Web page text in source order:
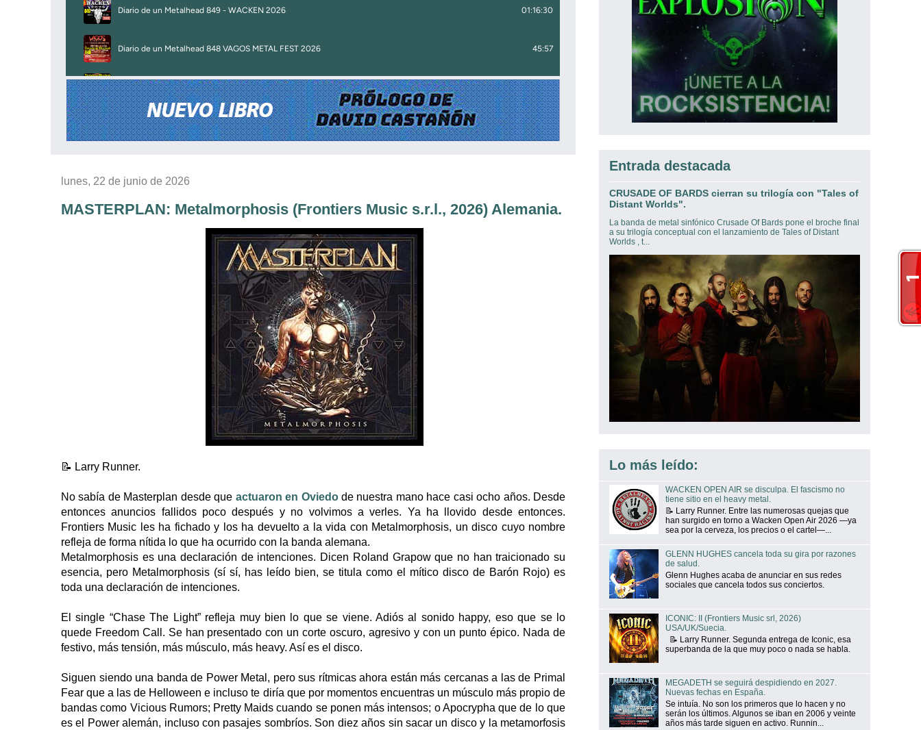
lunes, 22 de junio de 2026
MASTERPLAN: Metalmorphosis (Frontiers Music s.r.l., 2026) Alemania.
📝 Larry Runner.
No sabía de Masterplan desde que actuaron en Oviedode nuestra mano hace casi ocho años. Desde
entonces anuncios fallidos poco después y no volvimos a verles. Ya ha llovido desde entonces.
Frontiers Music les ha fichado y los ha devuelto a la vida con Metalmorphosis, un disco cuyo nombre
refleja de forma nítida lo que ha ocurrido con la banda alemana.
Metalmorphosis es una declaración de intenciones. Dicen Roland Grapow que no han traicionado su
esencia, pero Metalmorphosis (sí sí, has leído bien, se titula como el mítico disco de Barón Rojo) es
toda una declaración de intenciones.
El single “Chase The Light” refleja muy bien lo que se viene. Adiós al sonido happy, eso que se lo
quede Freedom Call. Se han presentado con un corte oscuro, agresivo y con un punto épico. Nada de
festivo, más tensión, más músculo, más heavy. Así es el disco.
Siguen siendo una banda de Power Metal, pero sus rítmicas ahora están más cercanas a las de Primal
Fear que a las de Helloween e incluso te diría que por momentos encuentras un músculo más propio de
bandas como Vicious Rumors; Pretty Maids cuando se ponen más intensos; o Apocrypha que de lo que
es el Power alemán, incluso con pasajes sombríos. Son diez años sin sacar un disco y la metamorfosis
Entrada destacada
CRUSADE OF BARDS cierran su trilogía con "Tales of
Distant Worlds".
La banda de metal sinfónico Crusade Of Bards pone el broche final
a su trilogía conceptual con el lanzamiento de Tales of Distant
Worlds , t...
Lo más leído:
WACKEN OPEN AIR se disculpa. El fascismo no
tiene sitio en el heavy metal.
📝 Larry Runner. Entre las numerosas quejas que
han surgido en torno a Wacken Open Air 2026 —ya
sea por la cerveza, los precios o el cartel—...
GLENN HUGHES cancela toda su gira por razones
de salud.
Glenn Hughes acaba de anunciar en sus redes
sociales que cancela todos sus conciertos.
ICONIC: II (Frontiers Music srl, 2026)
USA/UK/Suecia.
📝 Larry Runner. Segunda entrega de Iconic, esa
superbanda de la que muy poco o nada se habla.
MEGADETH se seguirá despidiendo en 2027.
Nuevas fechas en España.
Se intuía. No son los primeros que lo hacen y no
serán los últimos. Algunos se iban en 2006 y veinte
años más tarde siguen en activo. Runnin...